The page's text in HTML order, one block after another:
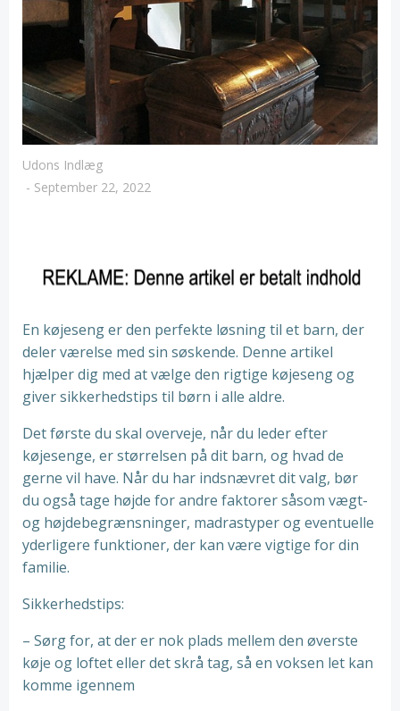
Udons Indlæg
- September 22, 2022
En køjeseng er den perfekte løsning til et barn, der
deler værelse med sin søskende. Denne artikel
hjælper dig med at vælge den rigtige køjeseng og
giver sikkerhedstips til børn i alle aldre.
Det første du skal overveje, når du leder efter
køjesenge, er størrelsen på dit barn, og hvad de
gerne vil have. Når du har indsnævret dit valg, bør
du også tage højde for andre faktorer såsom vægt-
og højdebegrænsninger, madrastyper og eventuelle
yderligere funktioner, der kan være vigtige for din
familie.
Sikkerhedstips:
– Sørg for, at der er nok plads mellem den øverste
køje og loftet eller det skrå tag, så en voksen let kan
komme igennem